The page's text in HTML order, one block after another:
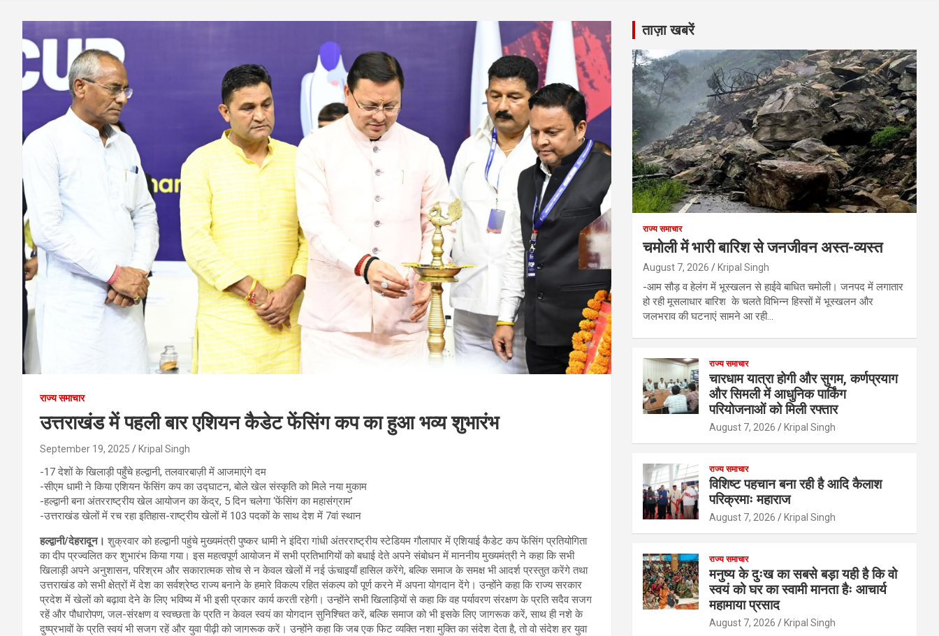
राज्य समाचार
उत्तराखंड में पहली बार एशियन कैडेट फेंसिंग कप का हुआ भव्य शुभारंभ
September 19, 2025 Kripal Singh
-17 देशों के खिलाड़ी पहुँचे हल्द्वानी, तलवारबाज़ी में आजमाएंगे दम
-सीएम धामी ने किया एशियन फेंसिंग कप का उद्घाटन, बोले खेल संस्कृति को मिले नया मुकाम
-हल्द्वानी बना अंतरराष्ट्रीय खेल आयोजन का केंद्र, 5 दिन चलेगा ‘फेंसिंग का महासंग्राम’
-उत्तराखंड खेलों में रच रहा इतिहास-राष्ट्रीय खेलों में 103 पदकों के साथ देश में 7वां स्थान
हल्द्वानी/देहरादून। शुक्रवार को हल्द्वानी पहुंचे मुख्यमंत्री पुष्कर धामी ने इंदिरा गांधी अंतरराष्ट्रीय स्टेडियम गौलापार में एशियाई कैडेट कप फेंसिंग प्रतियोगिता
का दीप प्रज्वलित कर शुभारंभ किया गया। इस महत्वपूर्ण आयोजन में सभी प्रतिभागियों को बधाई देते अपने संबोधन में माननीय मुख्यमंत्री ने कहा कि सभी
खिलाड़ी अपने अनुशासन, परिश्रम और सकारात्मक सोच से न केवल खेलों में नई ऊंचाइयाँ हासिल करेंगे, बल्कि समाज के समक्ष भी आदर्श प्रस्तुत करेंगे तथा
उत्तराखंड को सभी क्षेत्रों में देश का सर्वश्रेष्ठ राज्य बनाने के हमारे विकल्प रहित संकल्प को पूर्ण करने में अपना योगदान देंगे। उन्होंने कहा कि राज्य सरकार
प्रदेश में खेलों को बढ़ावा देने के लिए भविष्य में भी इसी प्रकार कार्य करती रहेगी। उन्होंने सभी खिलाड़ियों से कहा कि वह पर्यावरण संरक्षण के प्रति सदैव सजग
रहें और पौधारोपण, जल-संरक्षण व स्वच्छता के प्रति न केवल स्वयं का योगदान सुनिश्चित करें, बल्कि समाज को भी इसके लिए जागरूक करें, साथ ही नशे के
दुष्प्रभावों के प्रति स्वयं भी सजग रहें और युवा पीढ़ी को जागरूक करें। उन्होंने कहा कि जब एक फिट व्यक्ति नशा मुक्ति का संदेश देता है, तो वो संदेश हर युवा
ताज़ा खबरें
राज्य समाचार
चमोली में भारी बारिश से जनजीवन अस्त-व्यस्त
August 7, 2026 Kripal Singh
-आम सौड़ व हेलंग में भूस्खलन से हाईवे बाधित चमोली। जनपद में लगातार
हो रही मूसलाधार बारिश के चलते विभिन्न हिस्सों में भूस्खलन और
जलभराव की घटनाएं सामने आ रही…
राज्य समाचार
चारधाम यात्रा होगी और सुगम, कर्णप्रयाग
और सिमली में आधुनिक पार्किंग
परियोजनाओं को मिली रफ्तार
August 7, 2026 Kripal Singh
राज्य समाचार
विशिष्ट पहचान बना रही है आदि कैलाश
परिक्रमाः महाराज
August 7, 2026 Kripal Singh
राज्य समाचार
मनुष्य के दुःख का सबसे बड़ा यही है कि वो
स्वयं को घर का स्वामी मानता हैः आचार्य
महामाया प्रसाद
August 7, 2026 Kripal Singh